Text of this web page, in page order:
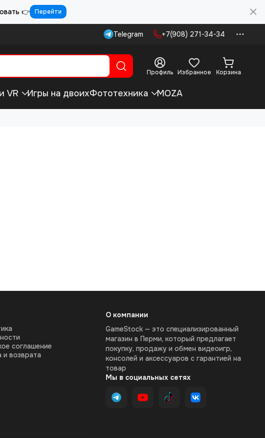
👉 Перейти
Telegram +7(908) 271-34-34
Профиль Избранное Корзина
VR Игры на двоихФототехника MOZA
соглашение
и возврата
О компании
GameStock — это специализированный
магазин в Перми, который предлагает
покупку, продажу и обмен видеоигр,
консолей и аксессуаров с гарантией на
товар
Мы в социальных сетях